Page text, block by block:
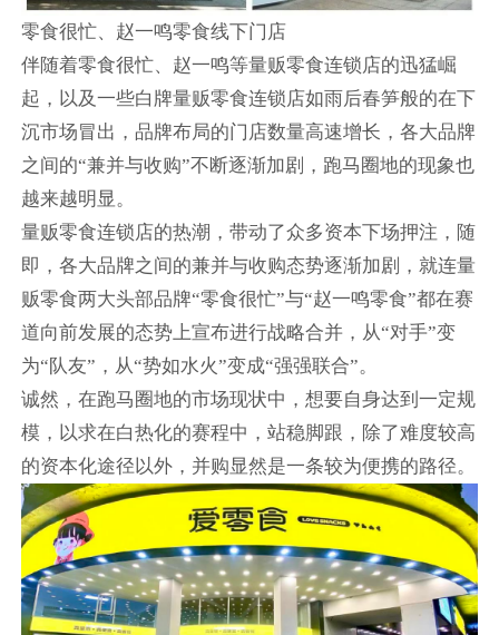
零食很忙、赵一鸣零食线下门店
伴随着零食很忙、赵一鸣等量贩零食连锁店的迅猛崛
起，以及一些白牌量贩零食连锁店如雨后春笋般的在下
沉市场冒出，品牌布局的门店数量高速增长，各大品牌
之间的“兼并与收购”不断逐渐加剧，跑马圈地的现象也
越来越明显。
量贩零食连锁店的热潮，带动了众多资本下场押注，随
即，各大品牌之间的兼并与收购态势逐渐加剧，就连量
贩零食两大头部品牌“零食很忙”与“赵一鸣零食”都在赛
道向前发展的态势上宣布进行战略合并，从“对手”变
为“队友”，从“势如水火”变成“强强联合”。
诚然，在跑马圈地的市场现状中，想要自身达到一定规
模，以求在白热化的赛程中，站稳脚跟，除了难度较高
的资本化途径以外，并购显然是一条较为便携的路径。